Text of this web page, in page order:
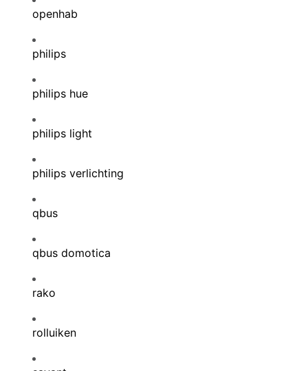
openhab
philips
philips hue
philips light
philips verlichting
qbus
qbus domotica
rako
rolluiken